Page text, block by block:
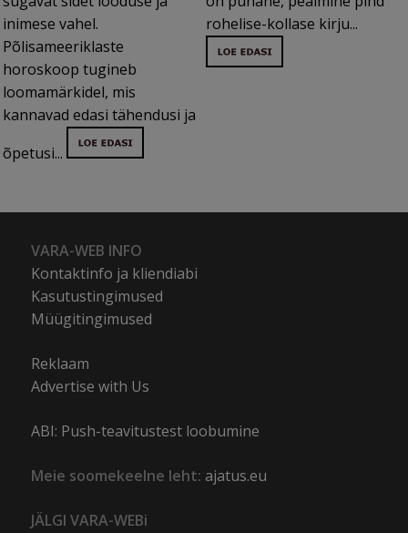
inimese vahel.
Põlisameeriklaste
horoskoop tugineb
loomamärkidel, mis
kannavad edasi tähendusi ja
õpetusi...
rohelise-kollase kirju...
VARA-WEB INFO
Kontaktinfo ja kliendiabi
Kasutustingimused
Müügitingimused
Reklaam
Advertise with Us
ABI: Push-teavitustest loobumine
Meie soomekeelne leht: ajatus.eu
JÄLGI VARA-WEBi